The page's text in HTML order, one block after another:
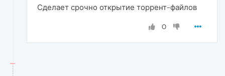
Сделает срочно открытие торрент-файлов
0